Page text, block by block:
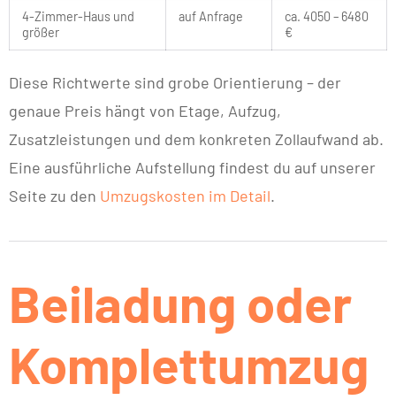
4-Zimmer-Haus und
größer
auf Anfrage
ca. 4050 – 6480
€
Diese Richtwerte sind grobe Orientierung – der
genaue Preis hängt von Etage, Aufzug,
Zusatzleistungen und dem konkreten Zollaufwand ab.
Eine ausführliche Aufstellung findest du auf unserer
Seite zu den Umzugskosten im Detail.
Beiladung oder
Komplettumzug